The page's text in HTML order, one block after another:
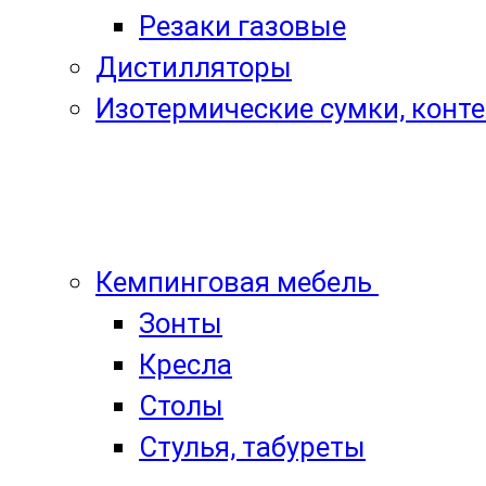
Резаки газовые
Дистилляторы
Изотермические сумки,
Кемпинговая мебель
Зонты
Кресла
Столы
Стулья, табуреты